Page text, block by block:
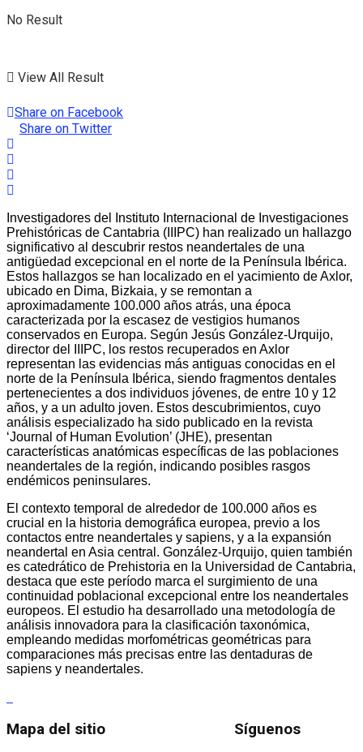
No Result
View All Result
Share on Facebook
Share on Twitter
Investigadores del Instituto Internacional de Investigaciones
Prehistóricas de Cantabria (IIIPC) han realizado un hallazgo
significativo al descubrir restos neandertales de una
antigüedad excepcional en el norte de la Península Ibérica.
Estos hallazgos se han localizado en el yacimiento de Axlor,
ubicado en Dima, Bizkaia, y se remontan a
aproximadamente 100.000 años atrás, una época
caracterizada por la escasez de vestigios humanos
conservados en Europa. Según Jesús González-Urquijo,
director del IIIPC, los restos recuperados en Axlor
representan las evidencias más antiguas conocidas en el
norte de la Península Ibérica, siendo fragmentos dentales
pertenecientes a dos individuos jóvenes, de entre 10 y 12
años, y a un adulto joven. Estos descubrimientos, cuyo
análisis especializado ha sido publicado en la revista
‘Journal of Human Evolution’ (JHE), presentan
características anatómicas específicas de las poblaciones
neandertales de la región, indicando posibles rasgos
endémicos peninsulares.
El contexto temporal de alrededor de 100.000 años es
crucial en la historia demográfica europea, previo a los
contactos entre neandertales y sapiens, y a la expansión
neandertal en Asia central. González-Urquijo, quien también
es catedrático de Prehistoria en la Universidad de Cantabria,
destaca que este período marca el surgimiento de una
continuidad poblacional excepcional entre los neandertales
europeos. El estudio ha desarrollado una metodología de
análisis innovadora para la clasificación taxonómica,
empleando medidas morfométricas geométricas para
comparaciones más precisas entre las dentaduras de
sapiens y neandertales.
Mapa del sitio Síguenos